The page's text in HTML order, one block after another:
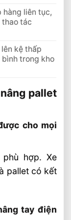
hàng liên tục,
thao tác
kệ thấp
trong kho
pallet
cho mọi
hợp. Xe
pallet có kết
tay điện